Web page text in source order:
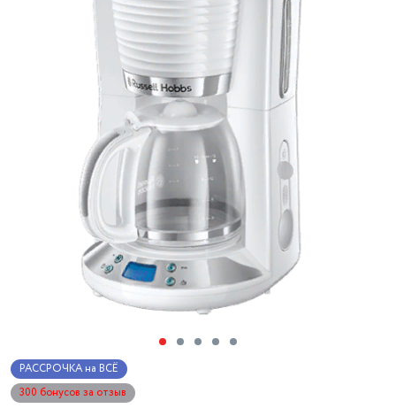
РАССРОЧКА на ВСЁ
300 бонусов за отзыв